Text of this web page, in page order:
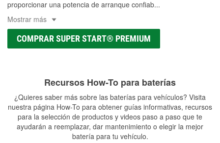
proporcionar una potencia de arranque confiab...
Mostrar más
COMPRAR SUPER START® PREMIUM
Recursos How-To para baterías
¿Quieres saber más sobre las baterías para vehículos? Visita
nuestra página How-To para obtener guías informativas, recursos
para la selección de productos y videos paso a paso que te
ayudarán a reemplazar, dar mantenimiento o elegir la mejor
batería para tu vehículo.